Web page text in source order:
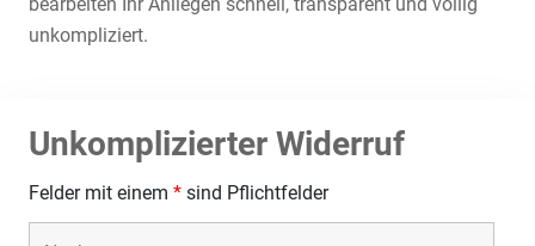
unkompliziert.
Unkomplizierter Widerruf
Felder mit einem * sind Pflichtfelder